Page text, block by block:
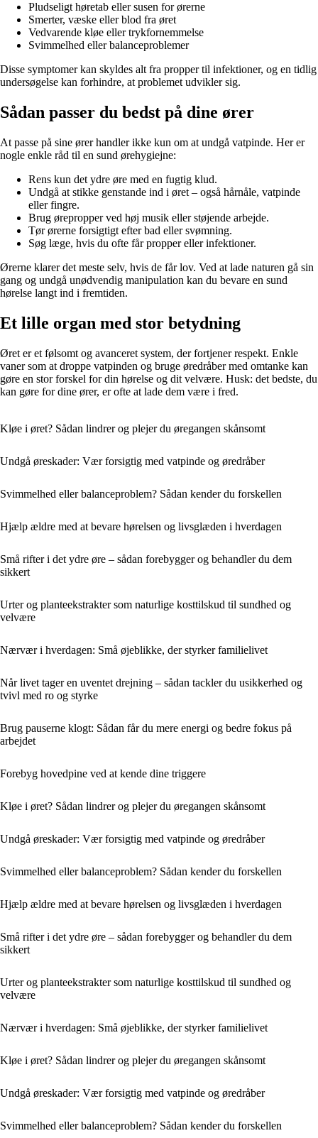
Pludseligt høretab eller susen for ørerne
Smerter, væske eller blod fra øret
Vedvarende kløe eller trykfornemmelse
Svimmelhed eller balanceproblemer
Disse symptomer kan skyldes alt fra propper til infektioner, og en tidlig
undersøgelse kan forhindre, at problemet udvikler sig.
Sådan passer du bedst på dine ører
At passe på sine ører handler ikke kun om at undgå vatpinde. Her er
nogle enkle råd til en sund ørehygiejne:
Rens kun det ydre øre med en fugtig klud.
Undgå at stikke genstande ind i øret – også hårnåle, vatpinde
eller fingre.
Brug ørepropper ved høj musik eller støjende arbejde.
Tør ørerne forsigtigt efter bad eller svømning.
Søg læge, hvis du ofte får propper eller infektioner.
Ørerne klarer det meste selv, hvis de får lov. Ved at lade naturen gå sin
gang og undgå unødvendig manipulation kan du bevare en sund
hørelse langt ind i fremtiden.
Et lille organ med stor betydning
Øret er et følsomt og avanceret system, der fortjener respekt. Enkle
vaner som at droppe vatpinden og bruge øredråber med omtanke kan
gøre en stor forskel for din hørelse og dit velvære. Husk: det bedste, du
kan gøre for dine ører, er ofte at lade dem være i fred.
Kløe i øret? Sådan lindrer og plejer du øregangen skånsomt
Undgå øreskader: Vær forsigtig med vatpinde og øredråber
Svimmelhed eller balanceproblem? Sådan kender du forskellen
Hjælp ældre med at bevare hørelsen og livsglæden i hverdagen
Små rifter i det ydre øre – sådan forebygger og behandler du dem
sikkert
Urter og planteekstrakter som naturlige kosttilskud til sundhed og
velvære
Nærvær i hverdagen: Små øjeblikke, der styrker familielivet
Når livet tager en uventet drejning – sådan tackler du usikkerhed og
tvivl med ro og styrke
Brug pauserne klogt: Sådan får du mere energi og bedre fokus på
arbejdet
Forebyg hovedpine ved at kende dine triggere
Kløe i øret? Sådan lindrer og plejer du øregangen skånsomt
Undgå øreskader: Vær forsigtig med vatpinde og øredråber
Svimmelhed eller balanceproblem? Sådan kender du forskellen
Hjælp ældre med at bevare hørelsen og livsglæden i hverdagen
Små rifter i det ydre øre – sådan forebygger og behandler du dem
sikkert
Urter og planteekstrakter som naturlige kosttilskud til sundhed og
velvære
Nærvær i hverdagen: Små øjeblikke, der styrker familielivet
Kløe i øret? Sådan lindrer og plejer du øregangen skånsomt
Undgå øreskader: Vær forsigtig med vatpinde og øredråber
Svimmelhed eller balanceproblem? Sådan kender du forskellen